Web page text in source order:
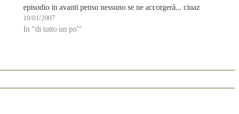
episodio in avanti penso nessuno se ne accorgerà... ciuaz
10/01/2007
In "di tutto un po'"